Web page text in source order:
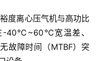
度离心压气机与高功比
-40℃~60℃宽温差、
故障时间（MTBF）突